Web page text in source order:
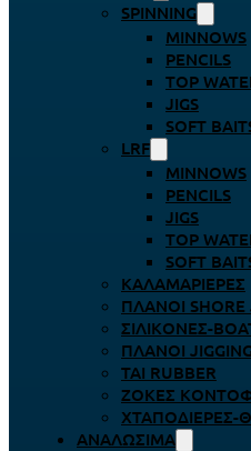
SPINNING
MINNOWS
PENCILS
TOP
JIGS
SOFT
LRF
MINNOWS
PENCILS
JIGS
TOP
SOFT
ΚΑΛΑΜΑΡΙΈΡΕΣ
ΠΛΆΝΟΙ SHORE
ΣΙΛΙΚΌΝΕΣ-
ΠΛΆΝΟΙ JIGGING
TAI RUBBER
ΖΌΚΕΣ
ΧΤΑΠΟΔΙΈΡΕΣ-
ΑΝΑΛΏΣΙΜΑ